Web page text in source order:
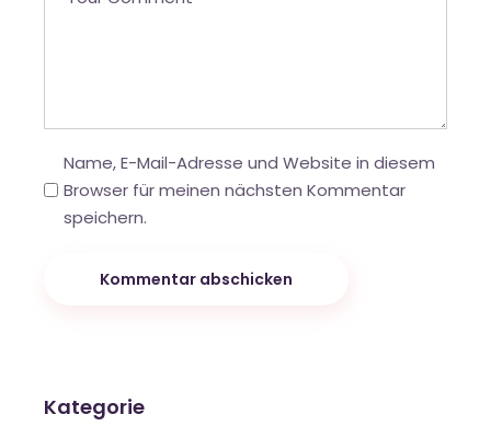
Name, E-Mail-Adresse und Website in diesem
Browser für meinen nächsten Kommentar
speichern.
Kommentar abschicken
Kategorie